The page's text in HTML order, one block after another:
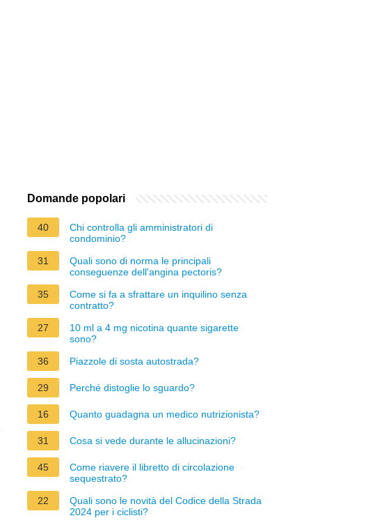
Domande popolari
40
Chi controlla gli amministratori di
condominio?
31
Quali sono di norma le principali
conseguenze dell'angina pectoris?
35
Come si fa a sfrattare un inquilino senza
contratto?
27
10 ml a 4 mg nicotina quante sigarette
sono?
36
Piazzole di sosta autostrada?
29 Perché distoglie lo sguardo?
16 Quanto guadagna un medico nutrizionista?
31 Cosa si vede durante le allucinazioni?
45
Come riavere il libretto di circolazione
sequestrato?
22
Quali sono le novità del Codice della Strada
2024 per i ciclisti?